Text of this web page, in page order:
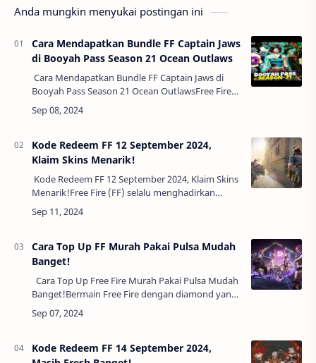
Anda mungkin menyukai postingan ini
Cara Mendapatkan Bundle FF Captain Jaws
di Booyah Pass Season 21 Ocean Outlaws
Cara Mendapatkan Bundle FF Captain Jaws di
Booyah Pass Season 21 Ocean OutlawsFree Fire
(FF) kembali memanjakan para pemainnya
dengan hadirnya Bundle Captain Jaws di Booyah
Kode Redeem FF 12 September 2024,
Klaim Skins Menarik!
Kode Redeem FF 12 September 2024, Klaim Skins
Menarik!Free Fire (FF) selalu menghadirkan
beragam event dan hadiah menarik yang dapat
pemain klaim secara gratis menggunakan ko…
Cara Top Up FF Murah Pakai Pulsa Mudah
Banget!
Cara Top Up Free Fire Murah Pakai Pulsa Mudah
Banget!Bermain Free Fire dengan diamond yang
cukup adalah keinginan semua pemain. Namun,
terkadang harga diamond bisa menj…
Kode Redeem FF 14 September 2024,